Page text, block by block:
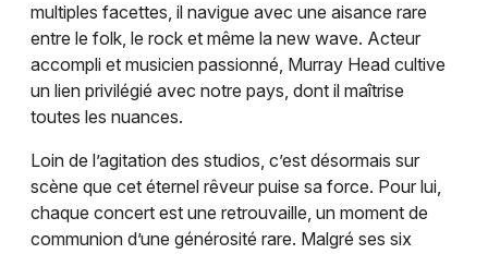
Pop / folk en Auvergne-Rhône-Alpes
Newsletter des sorties
Artistes en tournée
multiples facettes, il navigue avec une aisance rare
entre le folk, le rock et même la new wave. Acteur
accompli et musicien passionné, Murray Head cultive
un lien privilégié avec notre pays, dont il maîtrise
toutes les nuances.
Loin de l’agitation des studios, c’est désormais sur
scène que cet éternel rêveur puise sa force. Pour lui,
chaque concert est une retrouvaille, un moment de
communion d’une générosité rare. Malgré ses six